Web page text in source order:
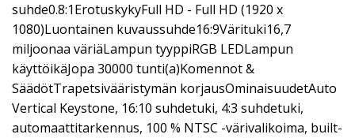
suhde0.8:1ErotuskykyFull HD - Full HD (1920 x
1080)Luontainen kuvaussuhde16:9Värituki16,7
miljoonaa väriäLampun tyyppiRGB LEDLampun
käyttöikäJopa 30000 tunti(a)Komennot &
SäädötTrapetsivääristymän korjausOminaisuudetAuto
Vertical Keystone, 16:10 suhdetuki, 4:3 suhdetuki,
automaattitarkennus, 100 % NTSC -värivalikoima, built-